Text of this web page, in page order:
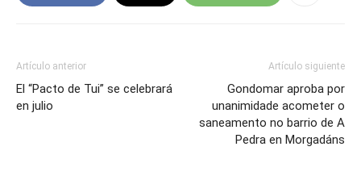
Artículo anterior
El “Pacto de Tui” se celebrará
en julio
Artículo siguiente
Gondomar aproba por
unanimidade acometer o
saneamento no barrio de A
Pedra en Morgadáns